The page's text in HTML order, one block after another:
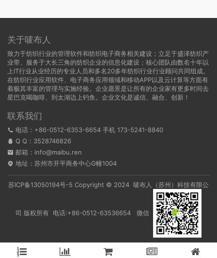
关于唛布人
致力于纺织行业的管理软件和纺织电子商务相关建设；立足于盛泽纺织产
业带、服务于大长三角的纺织企业的信息化建设；核心团队由数名十年以
上IT行业从业经历的专业人员和多名20多年纺织行业行业顾问共同组成。
在纺织行业应用软件、电子商务应用领域和移动APP以及云计算等方面有
着极其丰富的管理与实施经验。企业愿景是让所有的企业家有更多时间去
星巴克喝咖啡、到太湖边上钓鱼。企业文化是诚信、融合、创新！
联系我们
电话：+86-0512-6353-6654 手机 173-5241-8840
Q Q： 3528746826
邮箱：info@maibu.ren
地址：苏州市开平商务中心G幢1004
苏ICP备13050194号-5 Copyright © 2024 唛布人（苏州）科技有限公
司 版权所有 电话:+86-0512-63536654 微信